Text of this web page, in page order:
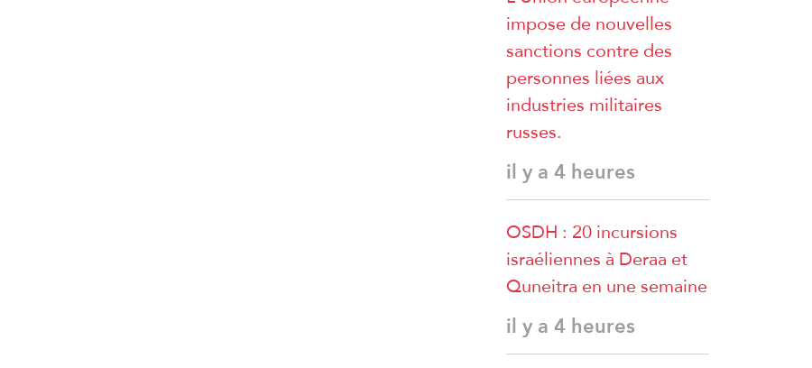
impose de nouvelles
sanctions contre des
personnes liées aux
industries militaires
russes.
il y a 4 heures
OSDH : 20 incursions
israéliennes à Deraa et
Quneitra en une semaine
il y a 4 heures